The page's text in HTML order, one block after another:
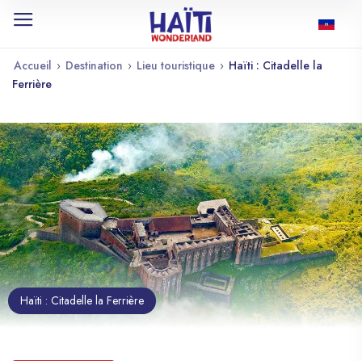
Accueil › Destination › Lieu touristique › Haïti : Citadelle la
Ferrière
Haïti : Citadelle la Ferrière